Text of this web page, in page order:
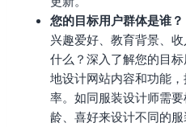
您的目标用户群体是谁？
兴趣爱好、教育背景、
什么？深入了解您的目
地设计网站内容和功能
率。如同服装设计师需
龄、喜好来设计不同的